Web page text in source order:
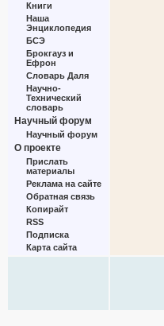
Книги
Наша
Энциклопедия
БСЭ
Брокгауз и
Ефрон
Словарь Даля
Научно-
Технический
словарь
Научный форум
Научный форум
О проекте
Прислать
материалы
Реклама на сайте
Обратная связь
Копирайт
RSS
Подписка
Карта сайта